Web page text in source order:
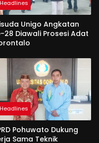
Headlines
Unigo Angkatan
28 Diawali Prosesi Adat
Headlines
Pohuwato Dukung
Sama Teknik